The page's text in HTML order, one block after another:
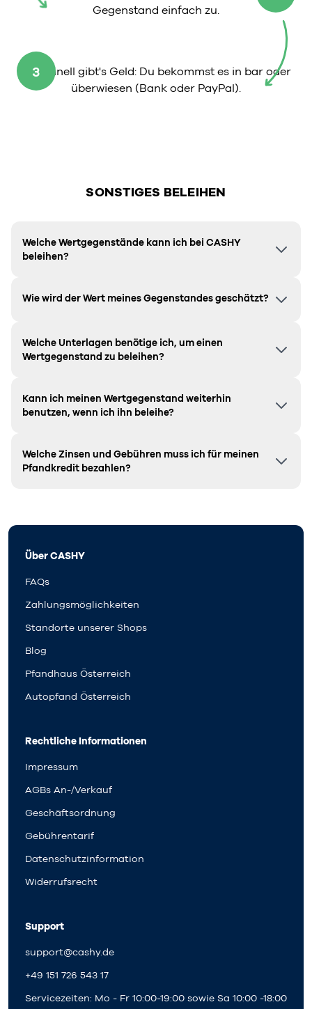
Gegenstand einfach zu.
3
So schnell gibt's Geld: Du bekommst es in bar oder
überwiesen (Bank oder PayPal).
SONSTIGES BELEIHEN
Welche Wertgegenstände kann ich bei CASHY
beleihen?
Wie wird der Wert meines Gegenstandes geschätzt?
Welche Unterlagen benötige ich, um einen
Wertgegenstand zu beleihen?
Kann ich meinen Wertgegenstand weiterhin
benutzen, wenn ich ihn beleihe?
Welche Zinsen und Gebühren muss ich für meinen
Pfandkredit bezahlen?
Über CASHY
FAQs
Zahlungsmöglichkeiten
Standorte unserer Shops
Blog
Pfandhaus Österreich
Autopfand Österreich
Rechtliche Informationen
Impressum
AGBs An-/Verkauf
Geschäftsordnung
Gebührentarif
Datenschutzinformation
Widerrufsrecht
Support
support@cashy.de
+49 151 726 543 17
Servicezeiten: Mo - Fr 10:00-19:00 sowie Sa 10:00 -18:00